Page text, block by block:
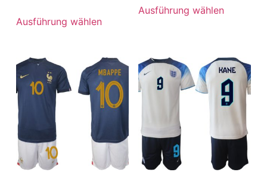
Ausführung wählen
Ausführung wählen